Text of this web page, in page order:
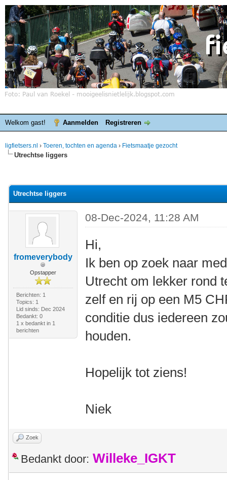
Welkom gast! Aanmelden Registreren
ligfietsers.nl › Toeren, tochten en agenda › Fietsmaatje gezocht
Utrechtse liggers
Utrechtse liggers
fromeverybody
Opstapper
Berichten: 1
Topics: 1
Lid sinds: Dec 2024
Bedankt: 0
1 x bedankt in 1
berichten
08-Dec-2024, 11:28 AM
Hi,
Ik ben op zoek naar
Utrecht om lekker rond
zelf en rij op een M5
conditie dus iedereen
houden.
Hopelijk tot ziens!
Niek
Zoek
Bedankt door: Willeke_IGKT